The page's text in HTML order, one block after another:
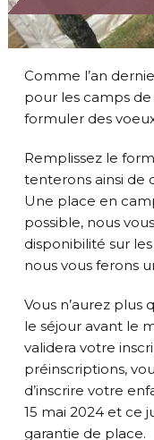
Comme l’an
pour les camps
formuler des
Remplissez le
tenterons ainsi de
Une place en
possible, nous
disponibilité sur
nous vous ferons
Vous n’aurez plus
le séjour avant le
validera votre
préinscriptions,
d’inscrire votre
15 mai 2024 et ce
garantie de place.